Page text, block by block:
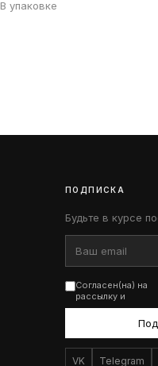
В упаковке
ПОДПИСКА
Будьте в курсе
Согласен(на) на
рассылку и
VK Telegram